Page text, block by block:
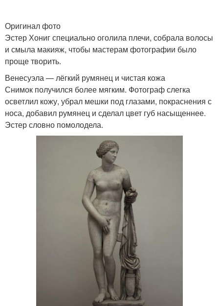
Оригинал фото
Эстер Хониг специально оголила плечи, собрала волосы
и смыла макияж, чтобы мастерам фотографии было
проще творить.
Венесуэла — лёгкий румянец и чистая кожа
Снимок получился более мягким. Фотограф слегка
осветлил кожу, убрал мешки под глазами, покраснения с
носа, добавил румянец и сделал цвет губ насыщеннее.
Эстер словно помолодела.